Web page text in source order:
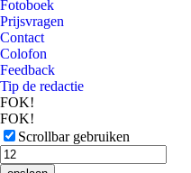
Fotoboek
Prijsvragen
Contact
Colofon
Feedback
Tip de redactie
FOK!
FOK!
Scrollbar gebruiken